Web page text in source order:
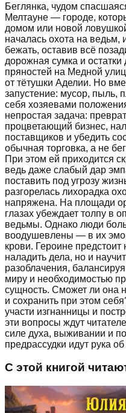
Беглянка, чудом
Мелтауне — городе,
домом или новой
началась охота на ведьм,
бежать, оставив всё
дорожная сумка и
пряностей на Медной
от тётушки Аделии. Но
запустение: мусор, пыль,
себя хозяевами
непростая задача:
процветающий бизнес,
поставщиков и убедить
обычная торговка, а не
При этом ей приходится
ведь даже слабый дар
поставить под угрозу
разгорелась лихорадка
напряжена. На площади
глазах убеждает толпу в
ведьмы. Однако люди
воодушевлены — в их
крови. Героине предстоит
наладить дела, но и
разоблачения,
миру и необходимостью
сущность. Сможет ли она
и сохранить при этом
участи изгнанницы и
эти вопросы ждут
силе духа, выживании и
предрассудки идут рука об
С этой книгой